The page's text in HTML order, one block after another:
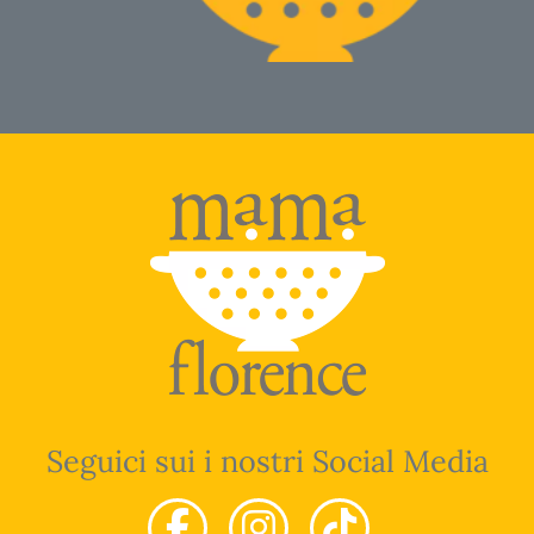
Seguici sui i nostri Social Media